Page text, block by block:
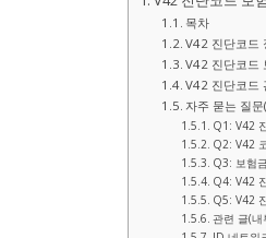
목차
V42 진단코드
V42 진단코드
V42 진단코드
자주 묻는 질문
Q1: V42
Q2: V42
Q3: 보험
Q4: V42
Q5: V42
관련 글(내